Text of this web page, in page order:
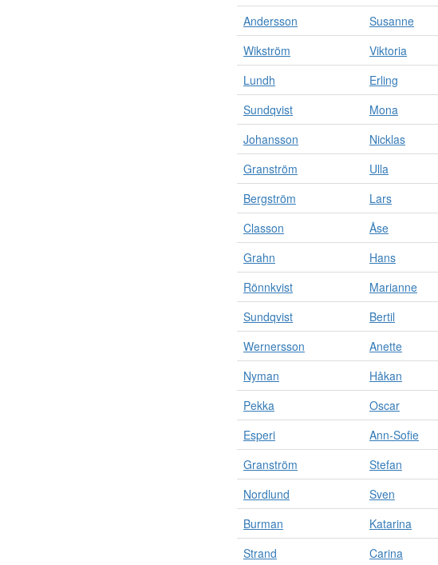
Andersson
Susanne
Wikström
Viktoria
Lundh
Erling
Sundqvist
Mona
Johansson
Nicklas
Granström
Ulla
Bergström
Lars
Classon
Åse
Grahn
Hans
Rönnkvist
Marianne
Sundqvist
Bertil
Wernersson
Anette
Nyman
Håkan
Pekka
Oscar
Esperi
Ann-Sofie
Granström
Stefan
Nordlund
Sven
Burman
Katarina
Strand
Carina